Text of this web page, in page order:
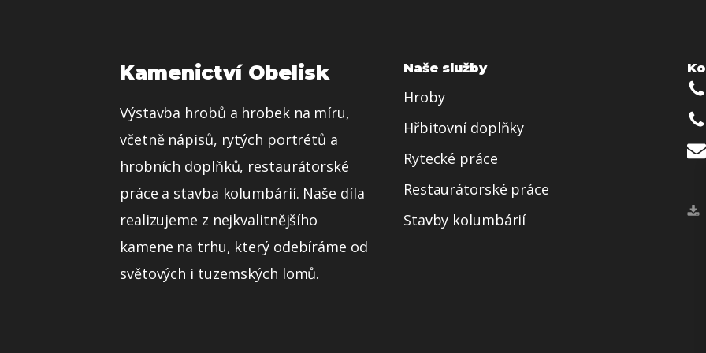
Kamenictví Obelisk
Výstavba hrobů a hrobek na míru,
včetně nápisů, rytých portrétů a
hrobních doplňků, restaurátorské
práce a stavba kolumbárií. Naše díla
realizujeme z nejkvalitnějšího
kamene na trhu, který odebíráme od
světových i tuzemských lomů.
Naše služby
Hroby
Hřbitovní doplňky
Rytecké práce
Restaurátorské práce
Stavby kolumbárií